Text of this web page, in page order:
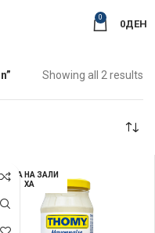
0
0ДЕН
Showing all 2 results
НЕМА НА ЗАЛИ
ХА